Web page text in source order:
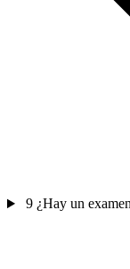
9 ¿Hay un